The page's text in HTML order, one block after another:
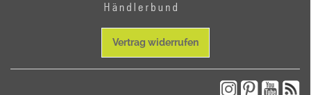
Vertrag widerrufen